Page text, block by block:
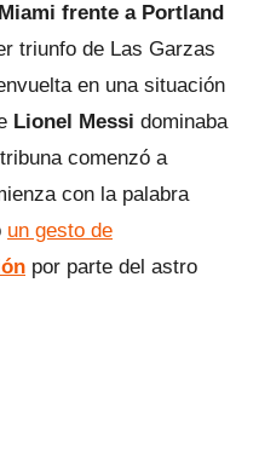
frente a Portland
triunfo de Las Garzas
en una situación
Lionel Messi dominaba
comenzó a
con la palabra
un gesto de
por parte del astro